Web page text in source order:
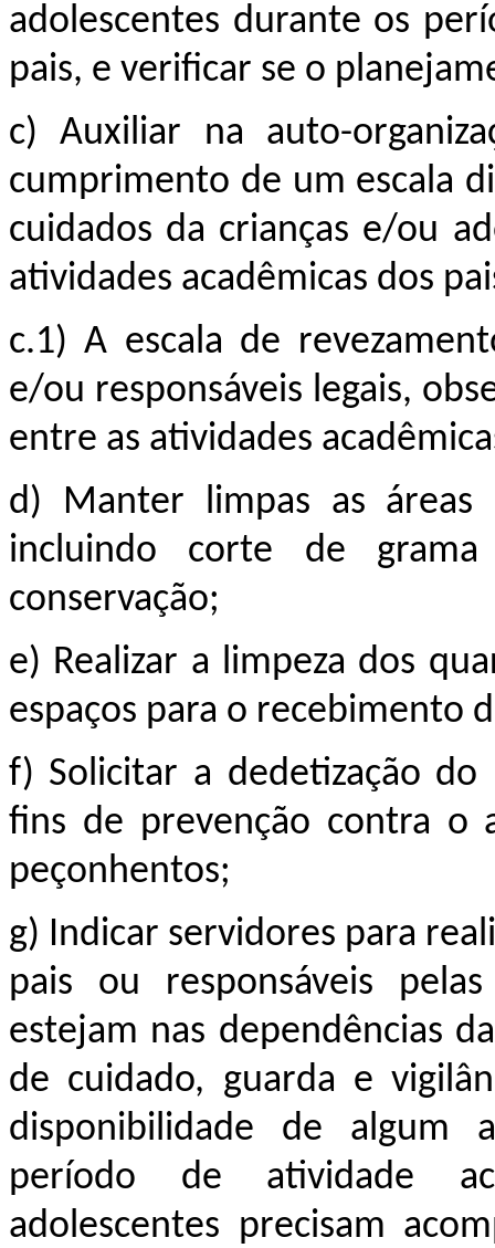
adolescentes durante os
pais, e verificar se o
c) Auxiliar na auto-
cumprimento de um escala
cuidados da crianças e/ou
atividades acadêmicas dos
c.1) A escala de
e/ou responsáveis legais,
entre as atividades
d) Manter limpas as
incluindo corte de
conservação;
e) Realizar a limpeza dos
espaços para o recebimento
f) Solicitar a dedetização
fins de prevenção contra o
peçonhentos;
g) Indicar servidores para
pais ou responsáveis
estejam nas dependências
de cuidado, guarda e
disponibilidade de algum
período de atividade
adolescentes precisam